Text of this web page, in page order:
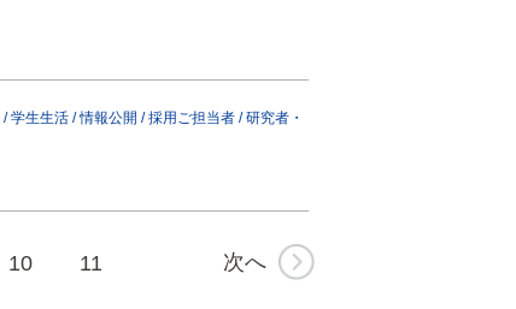
/学生生活 /情報公開 /採用ご担当者 /研究者・
10 11 次へ